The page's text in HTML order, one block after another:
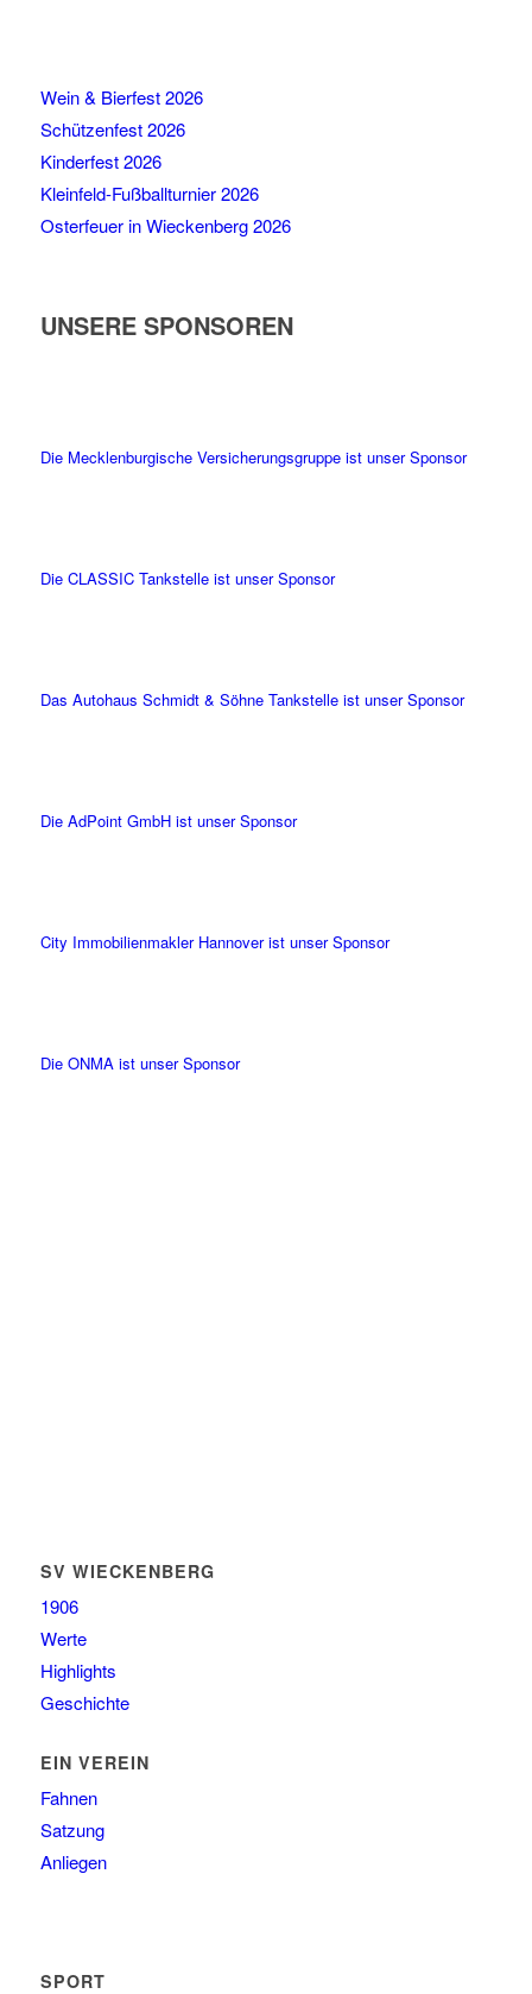
Wein & Bierfest 2026
Schützenfest 2026
Kinderfest 2026
Kleinfeld-Fußballturnier 2026
Osterfeuer in Wieckenberg 2026
UNSERE SPONSOREN
Die Mecklenburgische Versicherungsgruppe ist unser Sponsor
Die CLASSIC Tankstelle ist unser Sponsor
Das Autohaus Schmidt & Söhne Tankstelle ist unser Sponsor
Die AdPoint GmbH ist unser Sponsor
City Immobilienmakler Hannover ist unser Sponsor
Die ONMA ist unser Sponsor
SV WIECKENBERG
1906
Werte
Highlights
Geschichte
EIN VEREIN
Fahnen
Satzung
Anliegen
SPORT